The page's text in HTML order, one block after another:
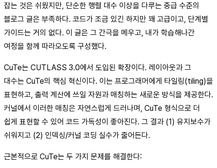
잡는 것은 쉬웠지만, 단순한 행렬 대수 이상을 다루는 중급 수준의
블로그 글은 부족하다. 코드가 조금 있긴 하지만 꽤 고급이고, 단계별
가이드는 거의 없다. 이 글은 그 간극을 메우고, 내가 학습해나간
여정을 함께 따라오도록 구성했다.
CuTe는 CUTLASS 3.0에서 도입된 확장이다. 레이아웃과 그
대수는 CuTe의 핵심 혁신이다. 이는 프로그래머에게 타일링(tiling)을
표현하고, 출력 계산에 쓰일 자원과 매칭하는 새로운 방식을 제공한다.
커널에서 이러한 매칭은 자연스럽게 드러나며, CuTe 형식으로 더
쉽게 표현할 수 있어 코드 가독성이 좋아진다. 그 결과 (1) 유지보수가
쉬워지고 (2) 인덱싱/커널 코딩 실수가 줄어든다.
근본적으로 CuTe는 두 가지 문제를 해결한다: